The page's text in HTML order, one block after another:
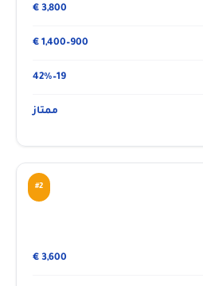
3,800 €
900–1,400 €
19–42%
ممتاز
#2
3,600 €